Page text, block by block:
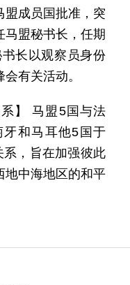
盟成员国批准，突
马盟秘书长，任期
长以观察员身份
有关活动。
】 马盟5国与法
牙和马耳他5国于
系，旨在加强彼此
地中海地区的和平